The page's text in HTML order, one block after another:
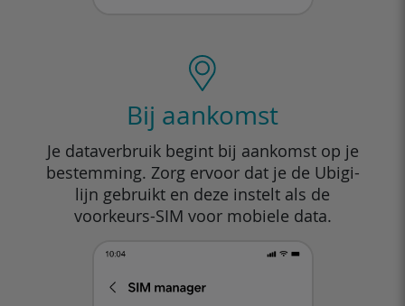
Bij aankomst
Je dataverbruik begint bij aankomst op je
bestemming. Zorg ervoor dat je de Ubigi-
lijn gebruikt en deze instelt als de
voorkeurs-SIM voor mobiele data.